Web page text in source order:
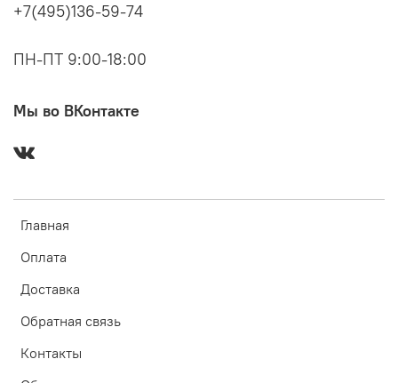
Главная
Оплата
Доставка
Обратная связь
Контакты
+7(495)136-59-74
ПН-ПТ 9:00-18:00
Мы во ВКонтакте